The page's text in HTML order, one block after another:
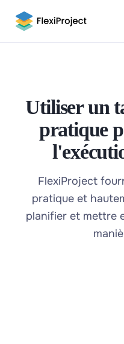
Utiliser un
pratique
FlexiProject
pratique et
planifier et mettre